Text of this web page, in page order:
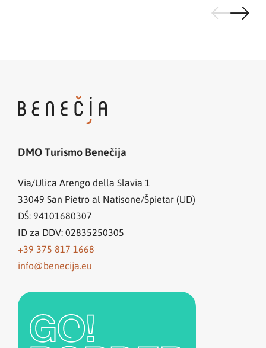
DMO Turismo Benečija
Via/Ulica Arengo della Slavia 1
33049 San Pietro al Natisone/Špietar (UD)
DŠ: 94101680307
ID za DDV: 02835250305
+39 375 817 1668
info@benecija.eu